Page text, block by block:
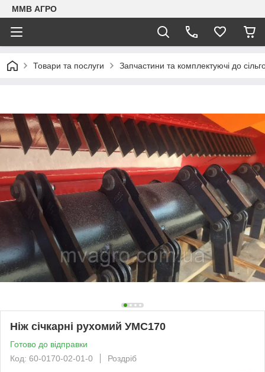
ММВ АГРО
Товари та послуги Запчастини та комплектуючі до
Ніж січкарні рухомий УМС170
Готово до відправки
Код: 60-0170-02-01-0
Роздріб